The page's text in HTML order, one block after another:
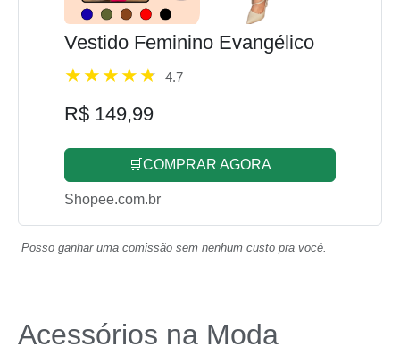
Vestido Feminino Evangélico
4.7
R$ 149,99
🛒COMPRAR AGORA
Shopee.com.br
Posso ganhar uma comissão sem nenhum custo pra você.
Acessórios na Moda